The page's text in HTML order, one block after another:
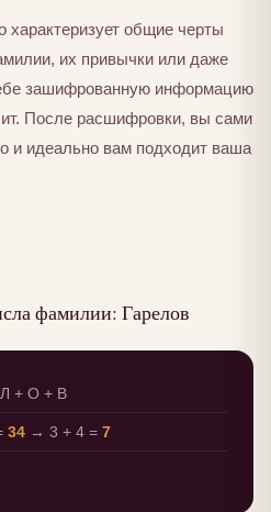
характеризует общие черты
их привычки или даже
зашифрованную информацию
После расшифровки, вы сами
и идеально вам подходит ваша
фамилии: Гарелов
+ О + В
34 → 3 + 4 = 7